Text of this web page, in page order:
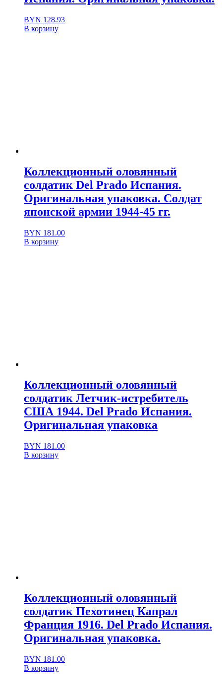
BYN 128.93
В корзину
Коллекционный оловянный
солдатик Del Prado Испания.
Оригинальная упаковка. Солдат
японской армии 1944-45 гг.
BYN 181.00
В корзину
Коллекционный оловянный
солдатик Летчик-истребитель
США 1944. Del Prado Испания.
Оригинальная упаковка
BYN 181.00
В корзину
Коллекционный оловянный
солдатик Пехотинец Капрал
Франция 1916. Del Prado Испания.
Оригинальная упаковка.
BYN 181.00
В корзину